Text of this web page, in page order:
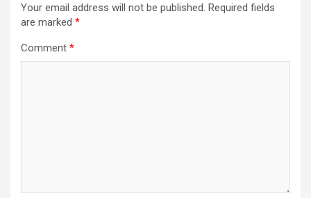
Your email address will not be published. Required fields
are marked *
Comment *